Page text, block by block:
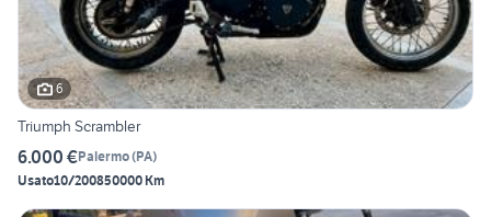
6
Triumph Scrambler
6.000 €Palermo(PA)
Usato10/200850000 Km